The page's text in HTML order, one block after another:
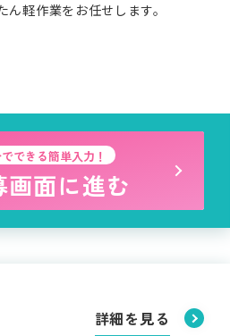
軽作業をお任せします。
できる簡単入力！
画面に進む
詳細を見る